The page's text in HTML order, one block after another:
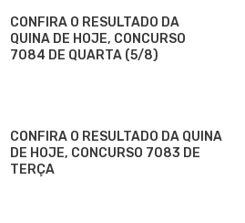
CONFIRA O RESULTADO DA
QUINA DE HOJE, CONCURSO
7084 DE QUARTA (5/8)
CONFIRA O RESULTADO DA QUINA
DE HOJE, CONCURSO 7083 DE
TERÇA